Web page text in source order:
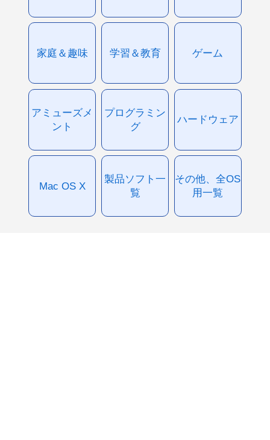
家庭＆趣味 学習＆教育 ゲーム
アミューズメ
ント
プログラミン
グ
ハードウェア
Mac OS X
製品ソフト一
覧
その他、全OS
用一覧